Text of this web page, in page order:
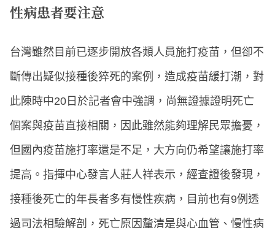
性病患者要注意
台灣雖然目前已逐步開放各類人員施打疫苗，但卻不
斷傳出疑似接種後猝死的案例，造成疫苗緩打潮，對
此陳時中20日於記者會中強調，尚無證據證明死亡
個案與疫苗直接相關，因此雖然能夠理解民眾擔憂，
但國內疫苗施打率還是不足，大方向仍希望讓施打率
提高。指揮中心發言人莊人祥表示，經查證後發現，
接種後死亡的年長者多有慢性疾病，目前也有9例透
過司法相驗解剖，死亡原因釐清是與心血管、慢性病